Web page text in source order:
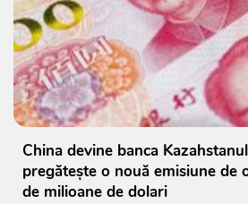
China devine banca
pregătește o nouă emisiune de
de milioane de dolari